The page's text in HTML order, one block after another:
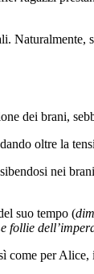
dei brani,
oltre la
nei
suo tempo (
follie
per Alice,